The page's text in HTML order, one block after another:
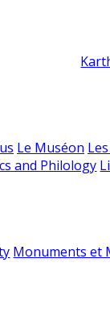
Le Muséon
and Philology
Monuments et